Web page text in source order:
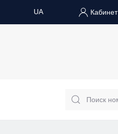
UA Кабинет